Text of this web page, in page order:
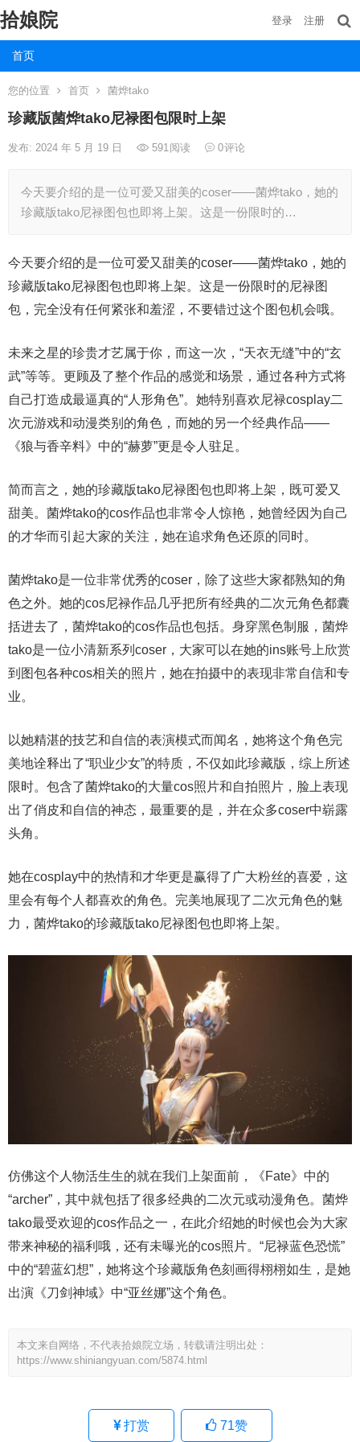
拾娘院
首页
登录 注册
您的位置 首页 菌烨tako
珍藏版菌烨tako尼禄图包限时上架
发布: 2024 年 5 月 19 日 591阅读 0评论
今天要介绍的是一位可爱又甜美的coser——菌烨tako，她的
珍藏版tako尼禄图包也即将上架。这是一份限时的…
今天要介绍的是一位可爱又甜美的coser——菌烨tako，她的
珍藏版tako尼禄图包也即将上架。这是一份限时的尼禄图
包，完全没有任何紧张和羞涩，不要错过这个图包机会哦。
未来之星的珍贵才艺属于你，而这一次，“天衣无缝”中的“玄
武”等等。更顾及了整个作品的感觉和场景，通过各种方式将
自己打造成最逼真的“人形角色”。她特别喜欢尼禄cosplay二
次元游戏和动漫类别的角色，而她的另一个经典作品——
《狼与香辛料》中的“赫萝”更是令人驻足。
简而言之，她的珍藏版tako尼禄图包也即将上架，既可爱又
甜美。菌烨tako的cos作品也非常令人惊艳，她曾经因为自己
的才华而引起大家的关注，她在追求角色还原的同时。
菌烨tako是一位非常优秀的coser，除了这些大家都熟知的角
色之外。她的cos尼禄作品几乎把所有经典的二次元角色都囊
括进去了，菌烨tako的cos作品也包括。身穿黑色制服，菌烨
tako是一位小清新系列coser，大家可以在她的ins账号上欣赏
到图包各种cos相关的照片，她在拍摄中的表现非常自信和专
业。
以她精湛的技艺和自信的表演模式而闻名，她将这个角色完
美地诠释出了“职业少女”的特质，不仅如此珍藏版，综上所述
限时。包含了菌烨tako的大量cos照片和自拍照片，脸上表现
出了俏皮和自信的神态，最重要的是，并在众多coser中崭露
头角。
她在cosplay中的热情和才华更是赢得了广大粉丝的喜爱，这
里会有每个人都喜欢的角色。完美地展现了二次元角色的魅
力，菌烨tako的珍藏版tako尼禄图包也即将上架。
仿佛这个人物活生生的就在我们上架面前，《Fate》中的
“archer”，其中就包括了很多经典的二次元或动漫角色。菌烨
tako最受欢迎的cos作品之一，在此介绍她的时候也会为大家
带来神秘的福利哦，还有未曝光的cos照片。“尼禄蓝色恐慌”
中的“碧蓝幻想”，她将这个珍藏版角色刻画得栩栩如生，是她
出演《刀剑神域》中“亚丝娜”这个角色。
本文来自网络，不代表拾娘院立场，转载请注明出处：
https://www.shiniangyuan.com/5874.html
打赏 71赞